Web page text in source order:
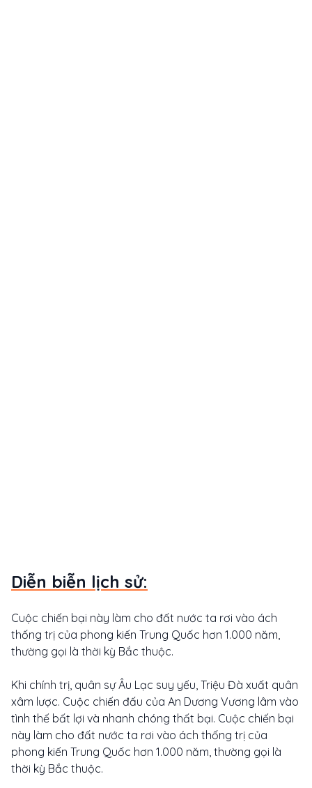
Diễn biễn lịch sử:
Cuộc chiến bại này làm cho đất nước ta rơi vào ách
thống trị của phong kiến Trung Quốc hơn 1.000 năm,
thường gọi là thời kỳ Bắc thuộc.
Khi chính trị, quân sự Âu Lạc suy yếu, Triệu Đà xuất quân
xâm lược. Cuộc chiến đấu của An Dương Vương lâm vào
tình thế bất lợi và nhanh chóng thất bại. Cuộc chiến bại
này làm cho đất nước ta rơi vào ách thống trị của
phong kiến Trung Quốc hơn 1.000 năm, thường gọi là
thời kỳ Bắc thuộc.